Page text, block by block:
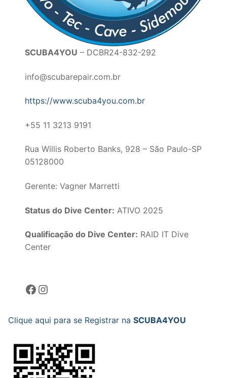
SCUBA4YOU – DCBR24-832-292
info@scubarepair.com.br
https://www.scuba4you.com.br
+55 11 3213 9191
Rua Willis Roberto Banks, 928 – São Paulo-SP
05128000
Gerente: Vagner Marretti
Status do Dive Center: ATIVO 2025
Qualificação do Dive Center: RAID IT Dive
Center
Facebook Instagram
Clique aqui para se Registrar na SCUBA4YOU